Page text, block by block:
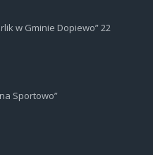
w Gminie Dopiewo” 22
Sportowo”